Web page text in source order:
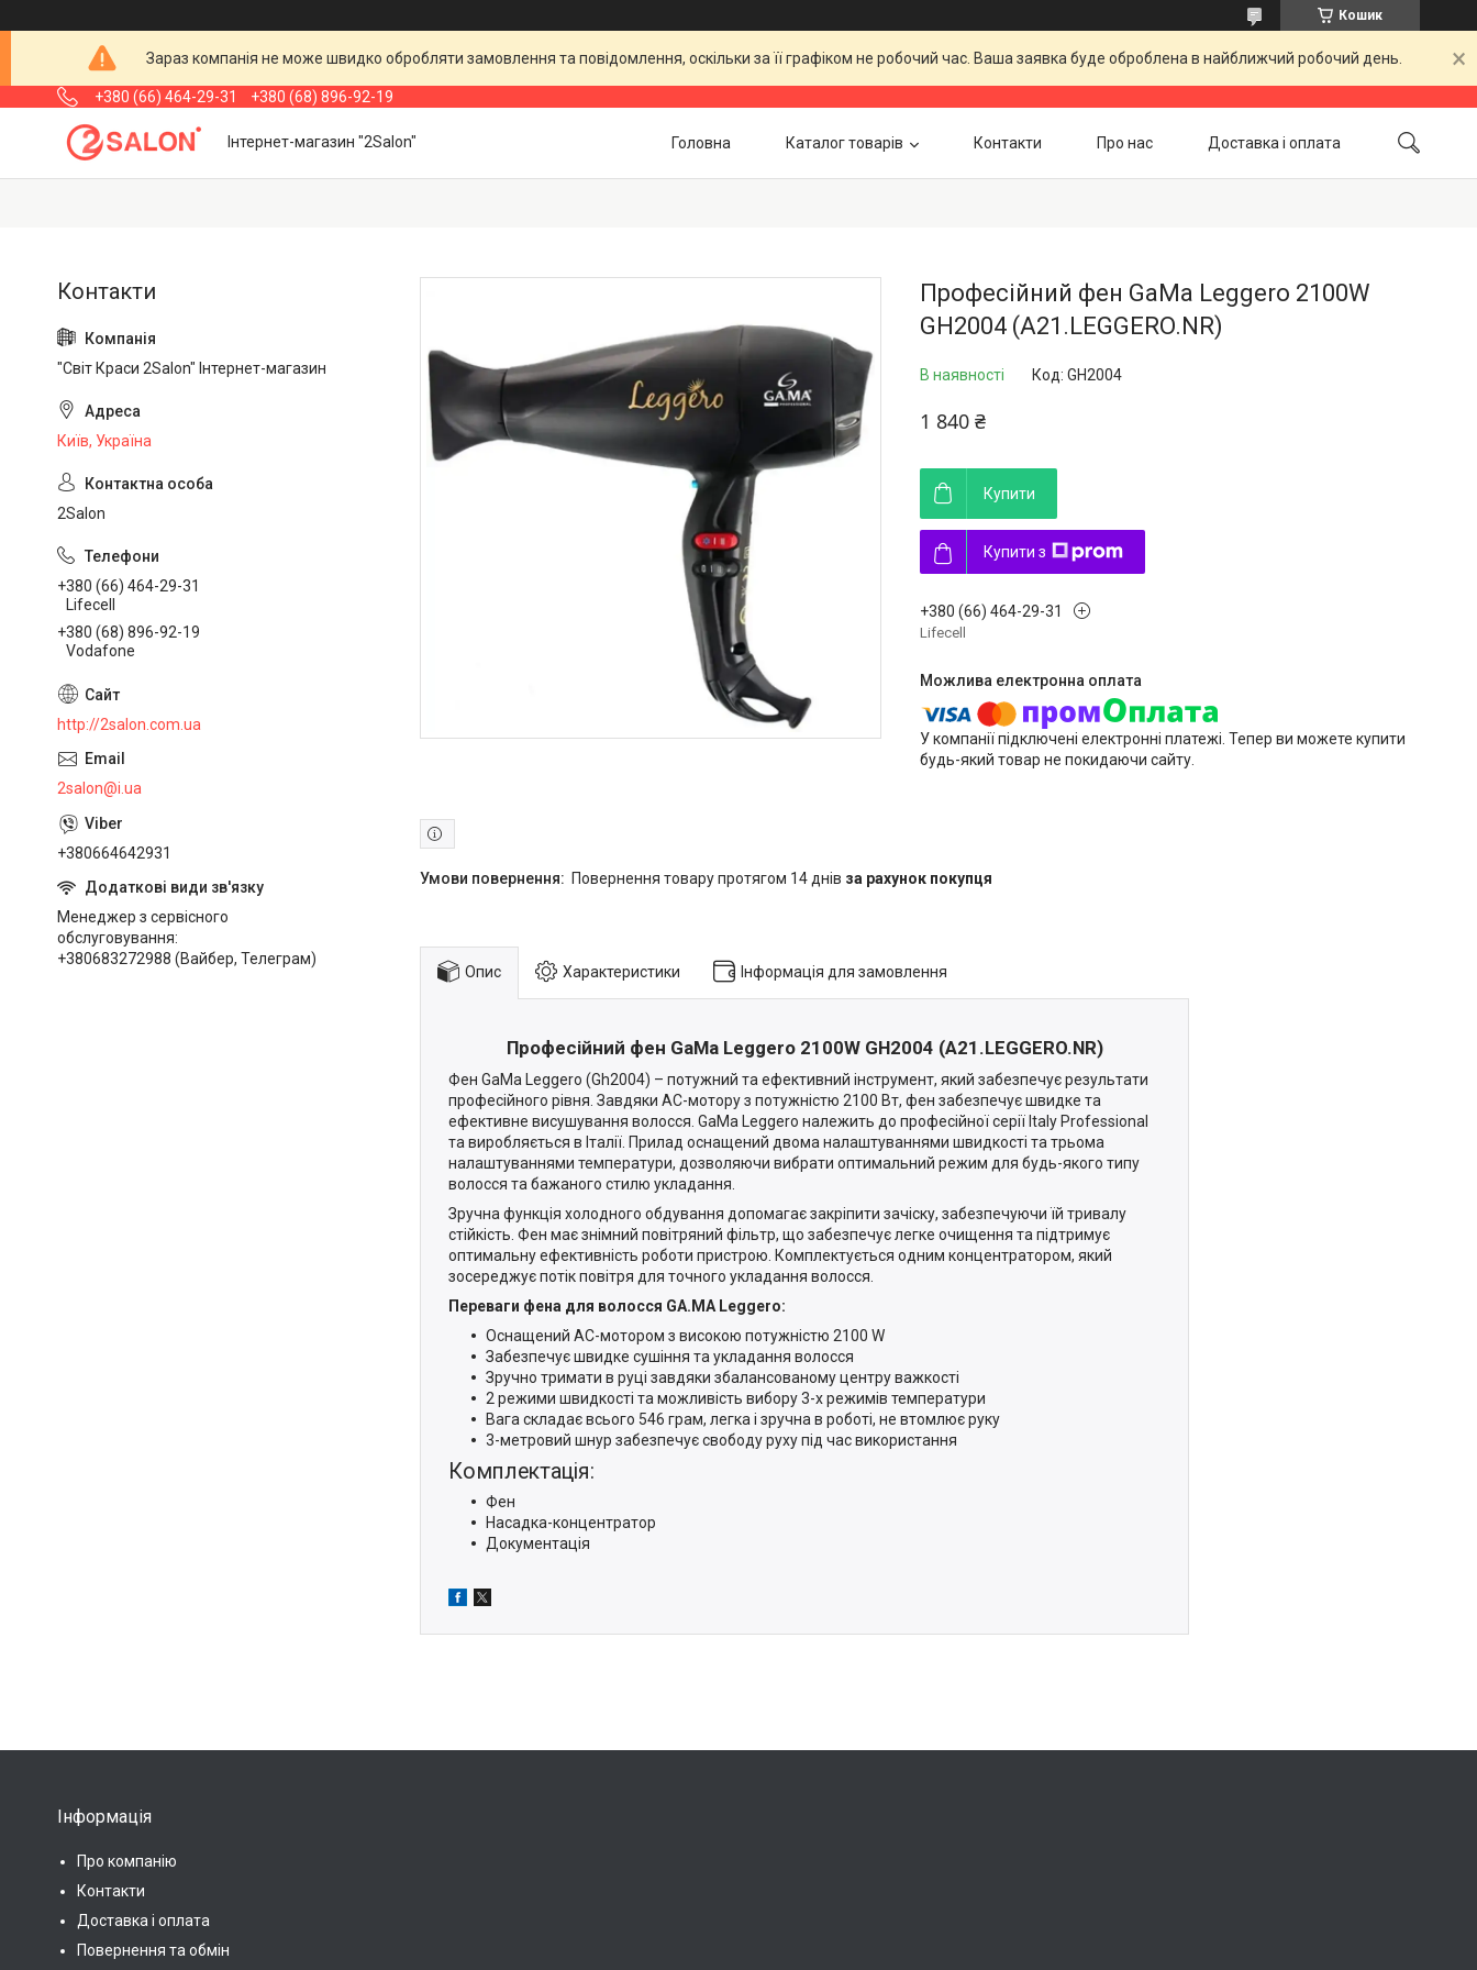
Кошик
Зараз компанія не може швидко обробляти замовлення та повідомлення, оскільки за її графіком не робочий час. Ваша заявка буде оброблена в найближчий робочий день.
+380 (66) 464-29-31 +380 (68) 896-92-19
Інтернет-магазин "2Salon" Головна Каталог товарів Контакти Про нас Доставка і оплата
Професійний фен GaMa Leggero 2100W
GH2004 (A21.LEGGERO.NR)
В наявності Код: GH2004
1 840 ₴
Купити
Купити з
+380 (66) 464-29-31
Lifecell
У компанії підключені електронні платежі. Тепер ви можете купити
будь-який товар не покидаючи сайту.
повернення товару протягом 14 днів за рахунок покупця
Опис Характеристики Інформація для замовлення
Професійний фен GaMa Leggero 2100W GH2004 (A21.LEGGERO.NR)
Фен GaMa Leggero (Gh2004) – потужний та ефективний інструмент, який забезпечує результати
професійного рівня. Завдяки AC-мотору з потужністю 2100 Вт, фен забезпечує швидке та
ефективне висушування волосся. GaMa Leggero належить до професійної серії Italy Professional
та виробляється в Італії. Прилад оснащений двома налаштуваннями швидкості та трьома
налаштуваннями температури, дозволяючи вибрати оптимальний режим для будь-якого типу
волосся та бажаного стилю укладання.
Зручна функція холодного обдування допомагає закріпити зачіску, забезпечуючи їй тривалу
стійкість. Фен має знімний повітряний фільтр, що забезпечує легке очищення та підтримує
оптимальну ефективність роботи пристрою. Комплектується одним концентратором, який
зосереджує потік повітря для точного укладання волосся.
Переваги фена для волосся GA.MA Leggero:
Оснащений АС-мотором з високою потужністю 2100 W
Забезпечує швидке сушіння та укладання волосся
Зручно тримати в руці завдяки збалансованому центру важкості
2 режими швидкості та можливість вибору 3-х режимів температури
Вага складає всього 546 грам, легка і зручна в роботі, не втомлює руку
3-метровий шнур забезпечує свободу руху під час використання
Комплектація:
Фен
Насадка-концентратор
Документація
"Світ Краси 2Salon" Інтернет-магазин
Київ, Україна
2Salon
+380 (66) 464-29-31
Lifecell
+380 (68) 896-92-19
Vodafone
http://2salon.com.ua
2salon@i.ua
+380664642931
Менеджер з сервісного
обслуговування
+380683272988 (Вайбер, Телеграм)
Інформація
Про компанію
Контакти
Доставка і оплата
Повернення та обмін